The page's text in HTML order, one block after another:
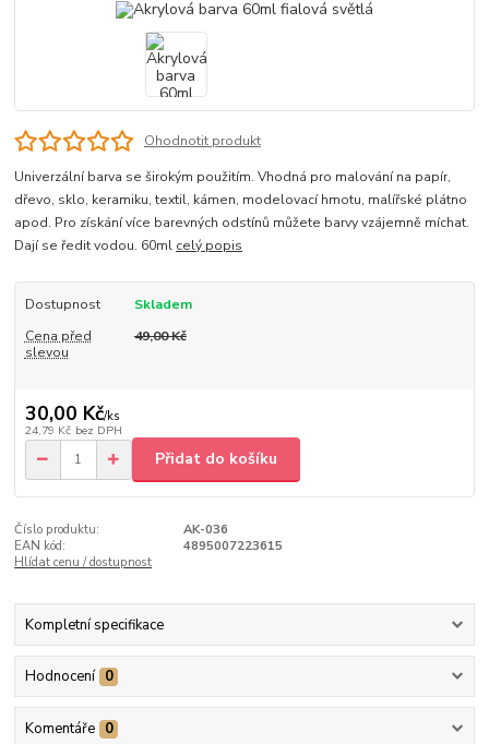
Ohodnotit produkt
Univerzální barva se širokým použitím. Vhodná pro malování na papír,
dřevo, sklo, keramiku, textil, kámen, modelovací hmotu, malířské plátno
apod. Pro získání více barevných odstínů můžete barvy vzájemně míchat.
Dají se ředit vodou. 60ml celý popis
Dostupnost
Skladem
Cena před
slevou
49,00 Kč
30,00 Kč/ks
24,79 Kč bez DPH
Přidat do košíku
Číslo produktu:
AK-036
EAN kód:
4895007223615
Hlídat cenu / dostupnost
Kompletní specifikace
Hodnocení 0
Komentáře 0